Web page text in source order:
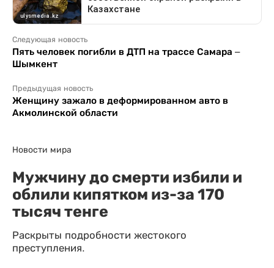
Следующая новость
Пять человек погибли в ДТП на трассе Самара –
Шымкент
Предыдущая новость
Женщину зажало в деформированном авто в
Акмолинской области
Новости мира
Мужчину до смерти избили и
облили кипятком из-за 170
тысяч тенге
Раскрыты подробности жестокого
преступления.